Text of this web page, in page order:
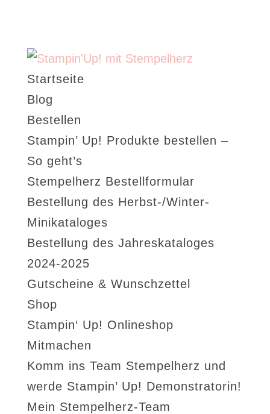
Startseite
Blog
Bestellen
Stampin’ Up! Produkte bestellen –
So geht’s
Stempelherz Bestellformular
Bestellung des Herbst-/Winter-
Minikataloges
Bestellung des Jahreskataloges
2024-2025
Gutscheine & Wunschzettel
Shop
Stampin‘ Up! Onlineshop
Mitmachen
Komm ins Team Stempelherz und
werde Stampin’ Up! Demonstratorin!
Mein Stempelherz-Team